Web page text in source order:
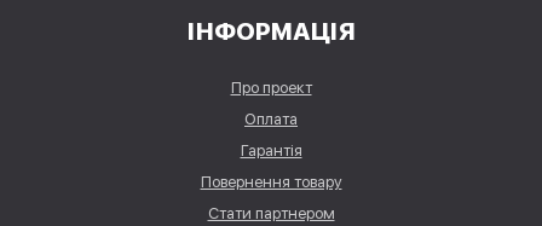
ІНФОРМАЦІЯ
Про проект
Оплата
Гарантія
Повернення товару
Стати партнером